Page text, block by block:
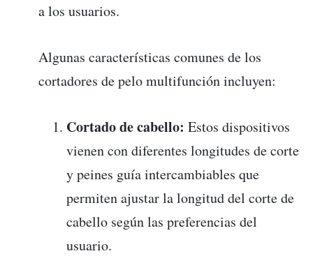
a los usuarios.
Algunas características comunes de los
cortadores de pelo multifunción incluyen:
Cortado de cabello: Estos dispositivos
vienen con diferentes longitudes de corte
y peines guía intercambiables que
permiten ajustar la longitud del corte de
cabello según las preferencias del
usuario.